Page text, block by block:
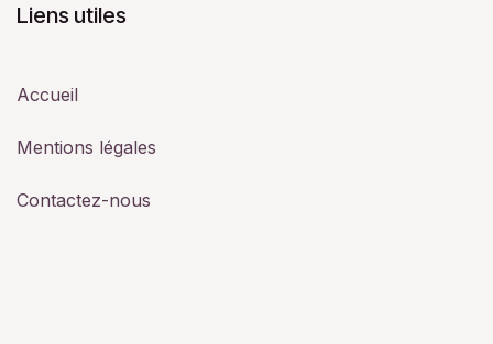
Liens utiles
Accueil
Mentions légales
Contactez-nous